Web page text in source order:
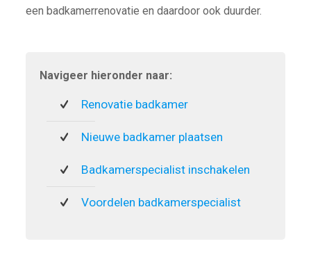
een badkamerrenovatie en daardoor ook duurder.
Navigeer hieronder naar:
Renovatie badkamer
Nieuwe badkamer plaatsen
Badkamerspecialist inschakelen
Voordelen badkamerspecialist